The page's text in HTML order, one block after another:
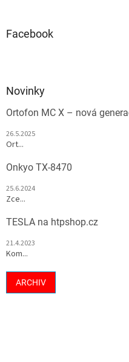
Facebook
Novinky
Ortofon MC X – nová
26.5.2025
Ort...
Onkyo TX-8470
25.6.2024
Zce...
TESLA na htpshop.cz
21.4.2023
Kom...
ARCHIV